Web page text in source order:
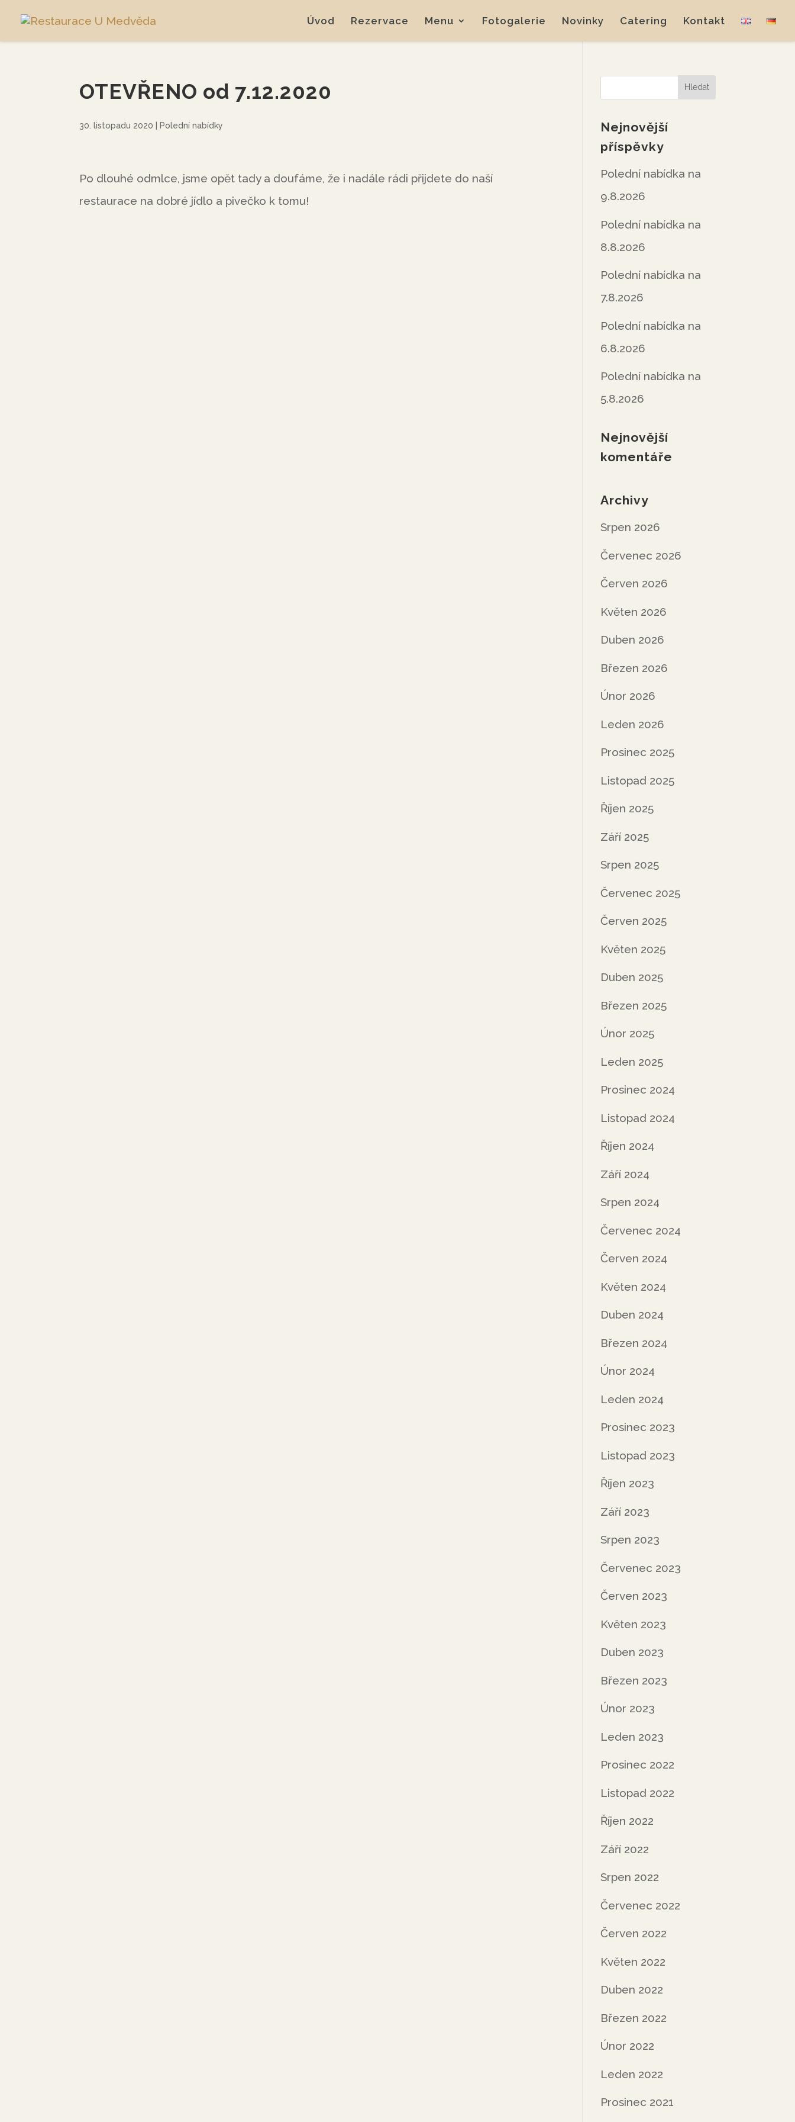
Úvod Rezervace Menu Fotogalerie Novinky Catering Kontakt
OTEVŘENO od 7.12.2020
30. listopadu 2020 Polední nabídky
Po dlouhé odmlce, jsme opět tady a doufáme, že i nadále rádi přijdete do naší
restaurace na dobré jídlo a pivečko k tomu!
Nejnovější
příspěvky
Polední nabídka na
9.8.2026
Polední nabídka na
8.8.2026
Polední nabídka na
7.8.2026
Polední nabídka na
6.8.2026
Polední nabídka na
5.8.2026
Nejnovější
komentáře
Archivy
Srpen 2026
Červenec 2026
Červen 2026
Květen 2026
Duben 2026
Březen 2026
Únor 2026
Leden 2026
Prosinec 2025
Listopad 2025
Říjen 2025
Září 2025
Srpen 2025
Červenec 2025
Červen 2025
Květen 2025
Duben 2025
Březen 2025
Únor 2025
Leden 2025
Prosinec 2024
Listopad 2024
Říjen 2024
Září 2024
Srpen 2024
Červenec 2024
Červen 2024
Květen 2024
Duben 2024
Březen 2024
Únor 2024
Leden 2024
Prosinec 2023
Listopad 2023
Říjen 2023
Září 2023
Srpen 2023
Červenec 2023
Červen 2023
Květen 2023
Duben 2023
Březen 2023
Únor 2023
Leden 2023
Prosinec 2022
Listopad 2022
Říjen 2022
Září 2022
Srpen 2022
Červenec 2022
Červen 2022
Květen 2022
Duben 2022
Březen 2022
Únor 2022
Leden 2022
Prosinec 2021